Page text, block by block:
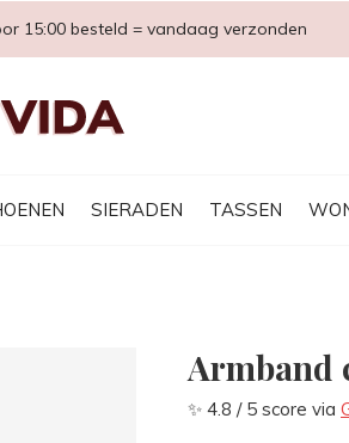
SIERADEN TASSEN
15:00 besteld = vandaag verzonden
Armband
✨ 4.8 / 5 score via